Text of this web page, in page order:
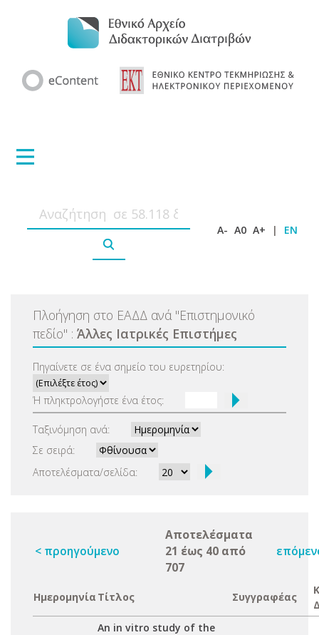
A- A0 A+ | EN
Πλοήγηση στο ΕΑΔΔ ανά "Επιστημονικό
πεδίο" : Άλλες Ιατρικές Επιστήμες
Πηγαίνετε σε ένα σημείο του ευρετηρίου:
Ή πληκτρολογήστε ένα έτος:
Ταξινόμηση ανά:
Σε σειρά:
Αποτελέσματα/σελίδα:
< προηγούμενο
Αποτελέσματα
21 έως 40 από
707
Ημερομηνία Τίτλος Συγγραφέας
An in vitro study of the